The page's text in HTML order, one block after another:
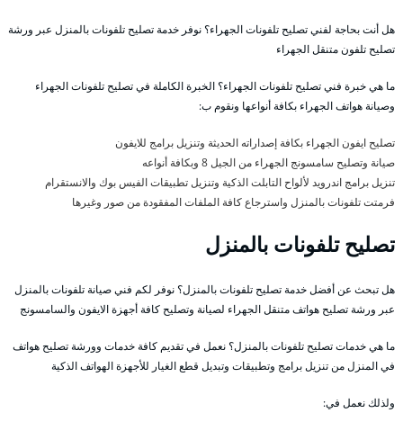
هل أنت بحاجة لفني تصليح تلفونات الجهراء؟ نوفر خدمة تصليح تلفونات بالمنزل عبر ورشة
تصليح تلفون متنقل الجهراء
ما هي خبرة فني تصليح تلفونات الجهراء؟ الخبرة الكاملة في تصليح تلفونات الجهراء
وصيانة هواتف الجهراء بكافة أنواعها ونقوم ب:
تصليح ايفون الجهراء بكافة إصداراته الحديثة وتنزيل برامج للايفون
صيانة وتصليح سامسونج الجهراء من الجيل 8 وبكافة أنواعه
تنزيل برامج اندرويد لألواح التابلت الذكية وتنزيل تطبيقات الفيس بوك والانستقرام
فرمتت تلفونات بالمنزل واسترجاع كافة الملفات المفقودة من صور وغيرها
تصليح تلفونات بالمنزل
هل تبحث عن أفضل خدمة تصليح تلفونات بالمنزل؟ نوفر لكم فني صيانة تلفونات بالمنزل
عبر ورشة تصليح هواتف متنقل الجهراء لصيانة وتصليح كافة أجهزة الايفون والسامسونج
ما هي خدمات تصليح تلفونات بالمنزل؟ نعمل في تقديم كافة خدمات وورشة تصليح هواتف
في المنزل من تنزيل برامج وتطبيقات وتبديل قطع الغيار للأجهزة الهواتف الذكية
ولذلك نعمل في: